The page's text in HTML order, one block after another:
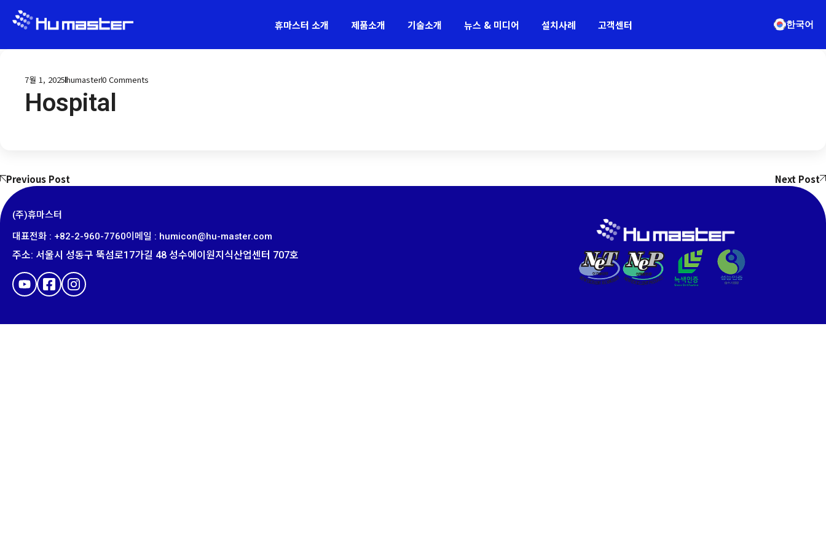
휴마스터 소개 제품소개 기술소개 뉴스 & 미디어 설치사례 고객센터 한국어
7월 1, 2025humaster0 Comments
Hospital
Previous Post Next Post
(주)휴마스터
대표전화 : +82-2-960-7760이메일 : humicon@hu-master.com​
주소: 서울시 성동구 뚝섬로17가길 48 성수에이원지식산업센터 707호